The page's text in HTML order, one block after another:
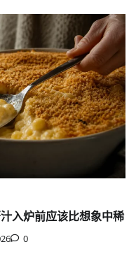
入炉前应该比想象中稀
0